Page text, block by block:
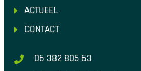
ACTUEEL
CONTACT
06 382 805 63